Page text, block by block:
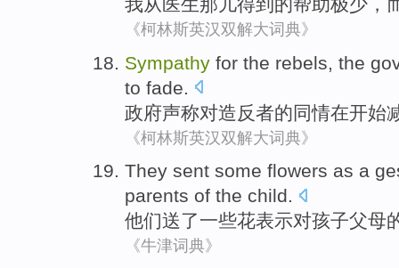
《柯林斯英汉双解大词典》
Sympathy for the rebels the
to fade
政府声称对造反者的同情在开始
《柯林斯英汉双解大词典》
They sent some flowers as a
parents of the child.
他们送了一些花表示对孩子父母
《牛津词典》